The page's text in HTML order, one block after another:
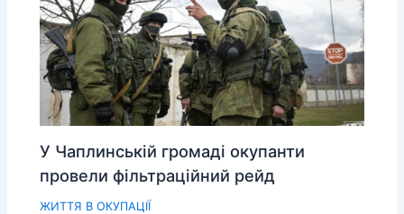
У Чаплинській громаді окупанти
провели фільтраційний рейд
ЖИТТЯ В ОКУПАЦІЇ